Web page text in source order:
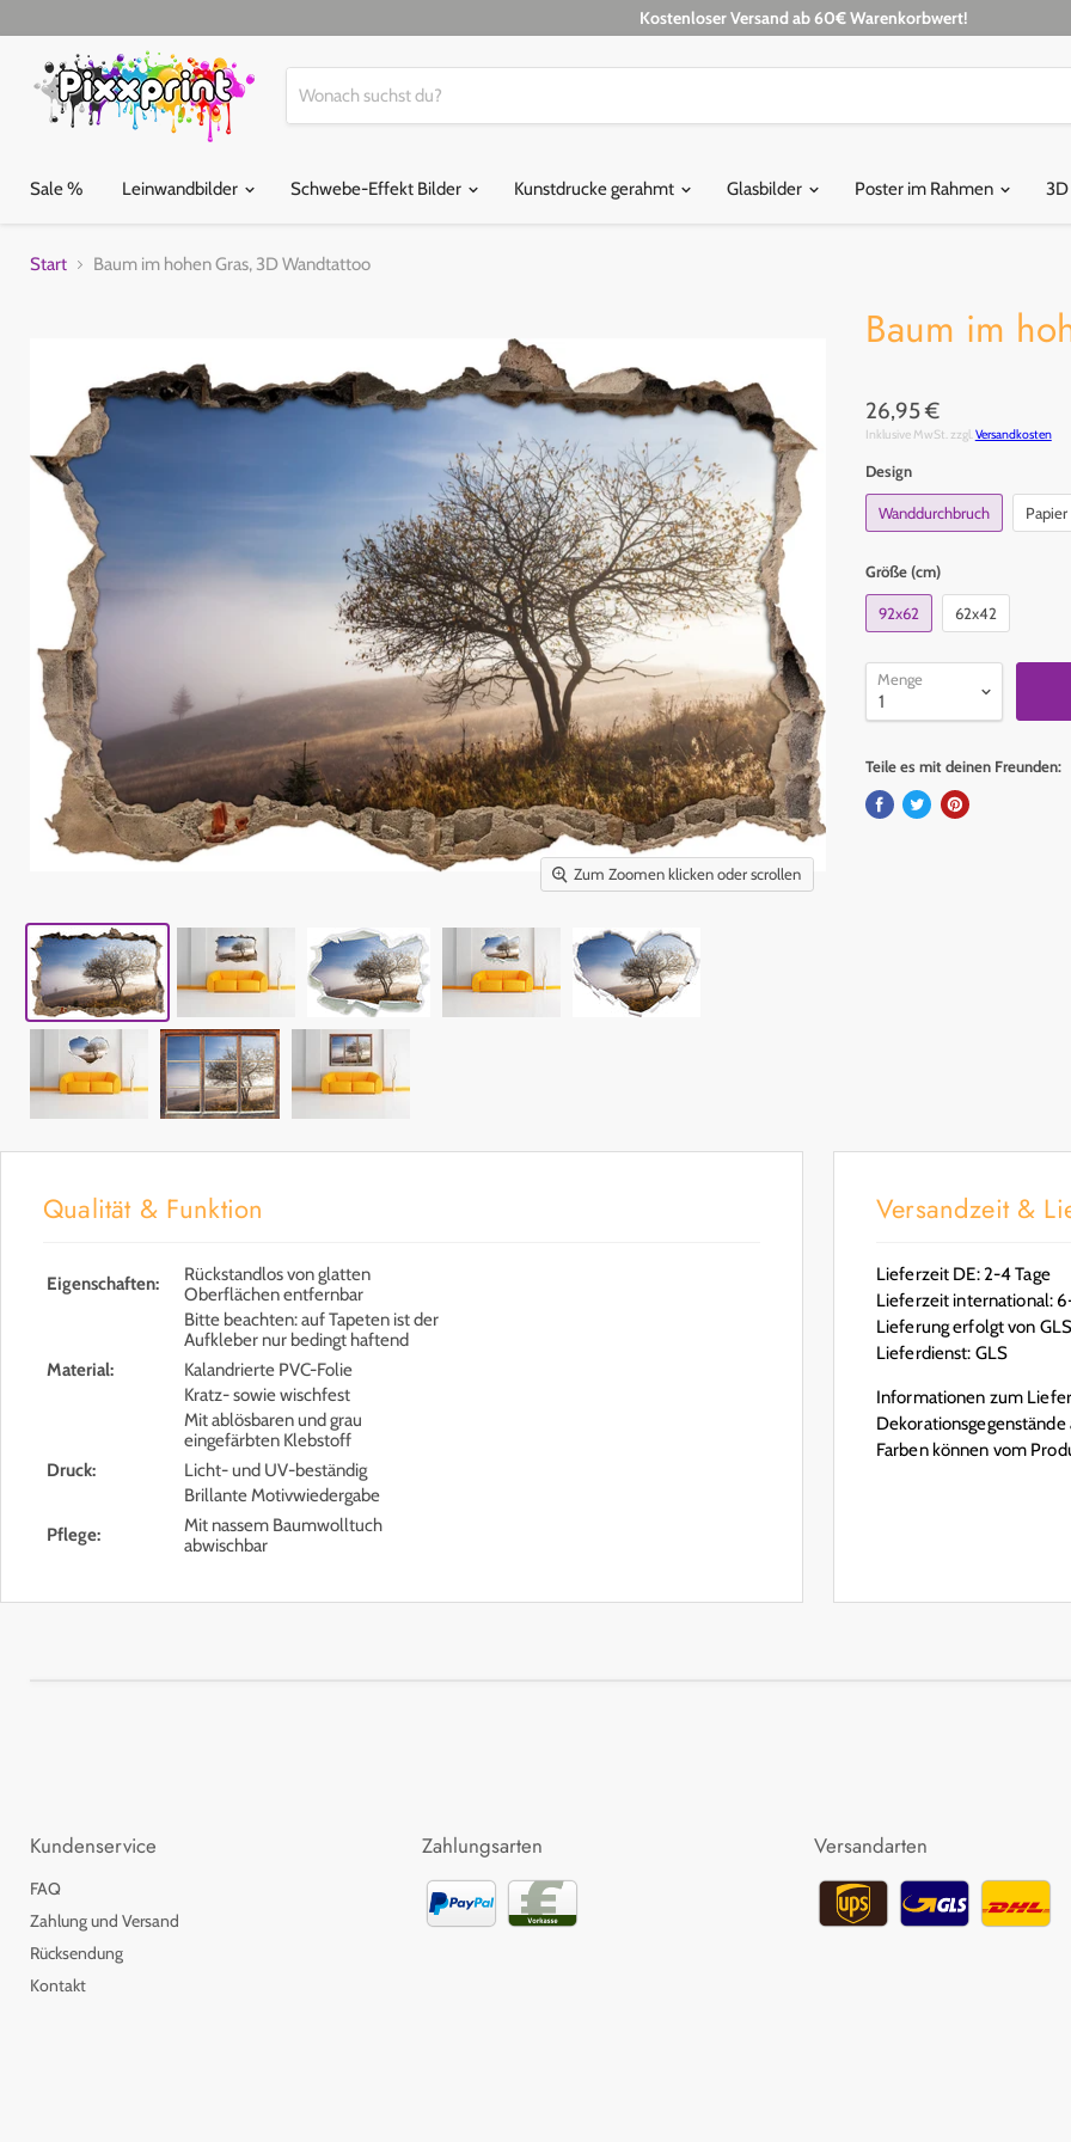
Kostenloser Versand ab 60€ Warenkorbwert!
Sale % Leinwandbilder Schwebe-Effekt Bilder Kunstdrucke gerahmt Glasbilder Poster im Rahmen
Start Baum im hohen Gras, 3D Wandtattoo
Zum Zoomen klicken oder scrollen
Baum im
26,95 €
Inklusive MwSt. zzgl.Versandkosten
Design
Wanddurchbruch Papier
Größe (cm)
92x62 62x42
Menge
Teile es mit deinen Freunden:
Qualität & Funktion
Eigenschaften:
Rückstandlos von glatten
Oberflächen entfernbar
Bitte beachten: auf Tapeten ist der
Aufkleber nur bedingt haftend
Material:
Kalandrierte PVC-Folie
Kratz- sowie wischfest
Mit ablösbaren und grau
eingefärbten Klebstoff
Druck:
Licht- und UV-beständig
Brillante Motivwiedergabe
Pflege:
Mit nassem Baumwolltuch
abwischbar
Versandzeit &
Lieferzeit DE: 2-4 Tage
Lieferzeit international:
Lieferung erfolgt von
Lieferdienst: GLS
Informationen zum
Farben können vom
Kundenservice
FAQ
Zahlung und Versand
Rücksendung
Kontakt
Zahlungsarten Versandarten